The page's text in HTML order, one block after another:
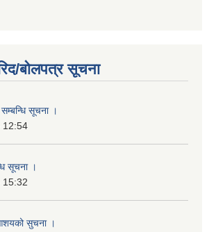
बोलपत्र सूचना
सूचना ।
12:54
सूचना ।
15:32
सुचना ।